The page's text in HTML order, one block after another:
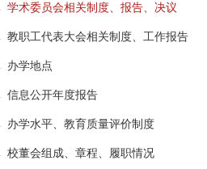
学术委员会相关制度、报告、决议
教职工代表大会相关制度、工作报告
办学地点
信息公开年度报告
办学水平、教育质量评价制度
校董会组成、章程、履职情况